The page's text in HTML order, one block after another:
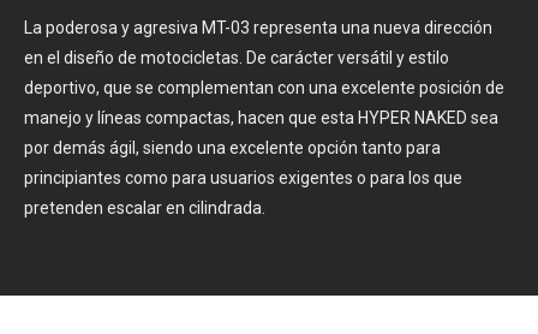
La poderosa y agresiva MT-03 representa una nueva dirección
en el diseño de motocicletas. De carácter versátil y estilo
deportivo, que se complementan con una excelente posición de
manejo y líneas compactas, hacen que esta HYPER NAKED sea
por demás ágil, siendo una excelente opción tanto para
principiantes como para usuarios exigentes o para los que
pretenden escalar en cilindrada.